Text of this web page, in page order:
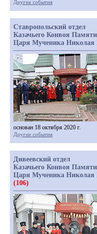
Другие события
Ставропольский отдел
Казачьего Конвоя Памяти
Царя Мученика Николая
основан 18 октября 2020 г.
Другие события
Дивеевский отдел
Казачьего Конвоя Памяти
Царя Мученика Николая
(106)